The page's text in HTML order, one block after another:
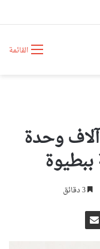
القائمة
حجز أكثر من 4 آلاف وحدة